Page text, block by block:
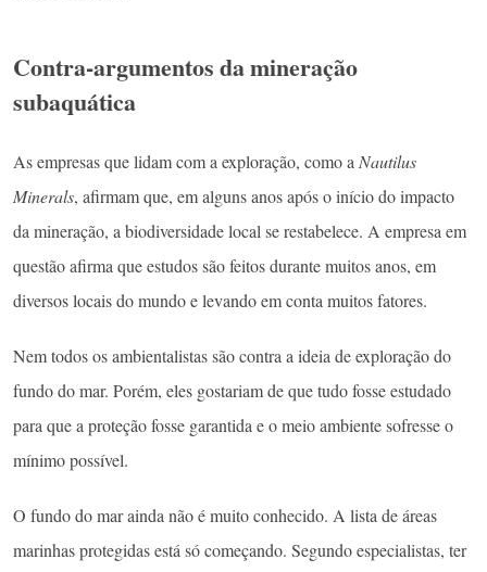
Contra-argumentos da mineração
subaquática
As empresas que lidam com a exploração, como a Nautilus
Minerals, afirmam que, em alguns anos após o início do impacto
da mineração, a biodiversidade local se restabelece. A empresa em
questão afirma que estudos são feitos durante muitos anos, em
diversos locais do mundo e levando em conta muitos fatores.
Nem todos os ambientalistas são contra a ideia de exploração do
fundo do mar. Porém, eles gostariam de que tudo fosse estudado
para que a proteção fosse garantida e o meio ambiente sofresse o
mínimo possível.
O fundo do mar ainda não é muito conhecido. A lista de áreas
marinhas protegidas está só começando. Segundo especialistas, ter